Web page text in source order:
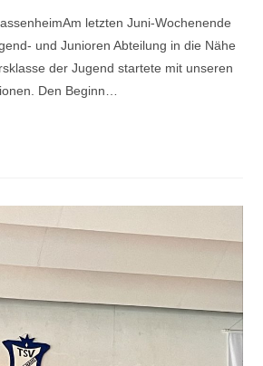
letzten Juni-Wochenende
und Junioren Abteilung in die Nähe
der Jugend startete mit unseren
Den Beginn…